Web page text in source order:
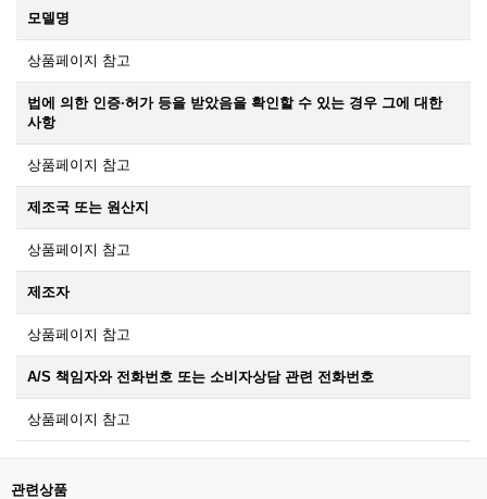
모델명
상품페이지 참고
법에 의한 인증·허가 등을 받았음을 확인할 수 있는 경우 그에 대한
사항
상품페이지 참고
제조국 또는 원산지
상품페이지 참고
제조자
상품페이지 참고
A/S 책임자와 전화번호 또는 소비자상담 관련 전화번호
상품페이지 참고
관련상품